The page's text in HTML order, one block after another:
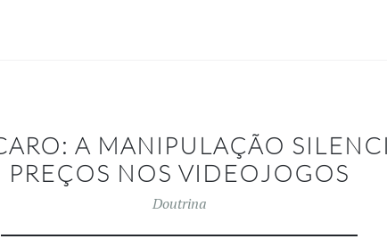
A MANIPULAÇÃO
PREÇOS NOS VIDEOJOGOS
Doutrina